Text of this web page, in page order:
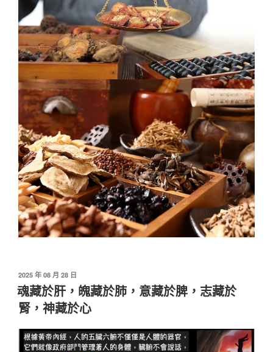
發
佈
於
2025 年 08 月 28 日
魂藏於肝，魄藏於肺，意藏於脾，志藏於
腎，神藏於心